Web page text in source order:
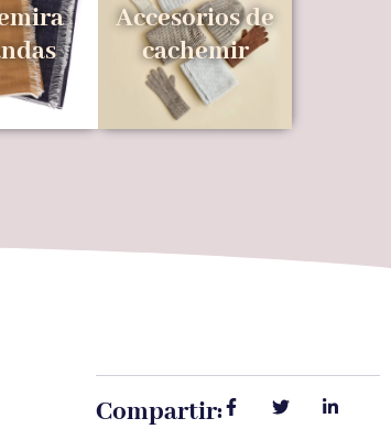
Accesorios de
cachemir
Compartir: